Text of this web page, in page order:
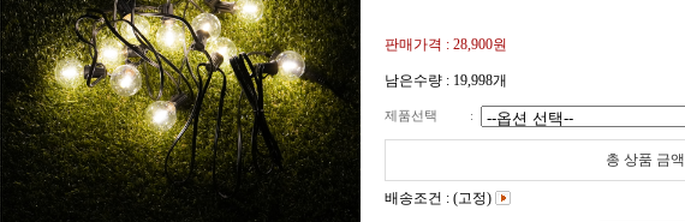
판매가격 : 28,900원
남은수량 : 19,998개
제품선택 :
총 상품 금액
배송조건 : (고정)